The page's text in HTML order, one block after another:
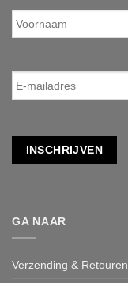
Voornaam
E-
mailadres *
INSCHRIJVEN
GA NAAR
Verzending & Retouren